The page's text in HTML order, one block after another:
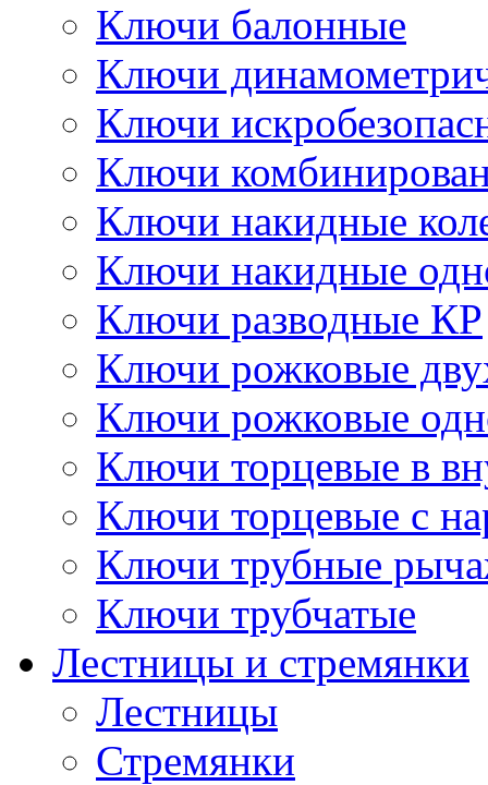
Ключи балонные
Ключи
Ключи
Ключи
Ключи накидные
Ключи накидные
Ключи разводные КР
Ключи рожковые
Ключи рожковые
Ключи торцевые в
Ключи торцевые с
Ключи трубные
Ключи трубчатые
Лестницы и стремянки
Лестницы
Стремянки